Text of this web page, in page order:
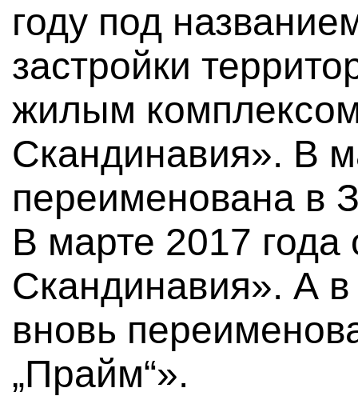
году под
застройки
жилым
Скандинавия». В
переименована в
В марте 2017
Скандинавия». А
вновь
„Прайм“».